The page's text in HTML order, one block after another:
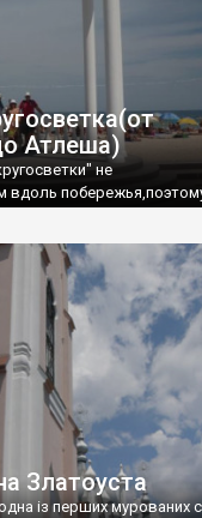
Атлеша)
не
вдоль
Златоуста
із перших мурованих